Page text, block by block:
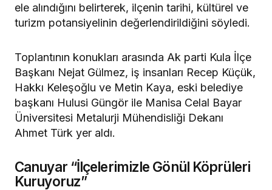
ele alındığını belirterek, ilçenin tarihi, kültürel ve
turizm potansiyelinin değerlendirildiğini söyledi.
Toplantının konukları arasında Ak parti Kula İlçe
Başkanı Nejat Gülmez, iş insanları Recep Küçük,
Hakkı Keleşoğlu ve Metin Kaya, eski belediye
başkanı Hulusi Güngör ile Manisa Celal Bayar
Üniversitesi Metalurji Mühendisliği Dekanı
Ahmet Türk yer aldı.
Canuyar “İlçelerimizle Gönül Köprüleri
Kuruyoruz”